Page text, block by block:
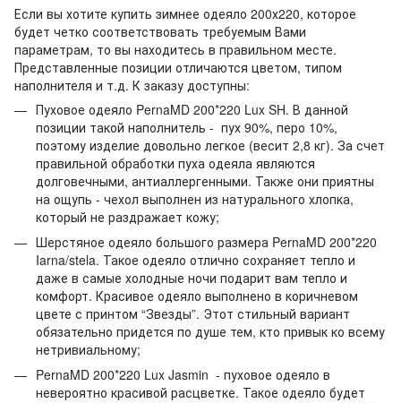
Если вы хотите купить зимнее одеяло 200х220, которое
будет четко соответствовать требуемым Вами
параметрам, то вы находитесь в правильном месте.
Представленные позиции отличаются цветом, типом
наполнителя и т.д. К заказу доступны:
Пуховое одеяло PernaMD 200*220 Lux SH. В данной
позиции такой наполнитель - пух 90%, перо 10%,
поэтому изделие довольно легкое (весит 2,8 кг). За счет
правильной обработки пуха одеяла являются
долговечными, антиаллергенными. Также они приятны
на ощупь - чехол выполнен из натурального хлопка,
который не раздражает кожу;
Шерстяное одеяло большого размера PernaMD 200*220
Iarna/stela. Такое одеяло отлично сохраняет тепло и
даже в самые холодные ночи подарит вам тепло и
комфорт. Красивое одеяло выполнено в коричневом
цвете с принтом “Звезды”. Этот стильный вариант
обязательно придется по душе тем, кто привык ко всему
нетривиальному;
PernaMD 200*220 Lux Jasmin - пуховое одеяло в
невероятно красивой расцветке. Такое одеяло будет